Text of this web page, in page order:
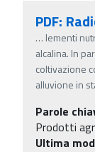
PDF:
… lementi
alcalina. In
coltivazione
alluvione in
Parole
Prodotti
Ultima